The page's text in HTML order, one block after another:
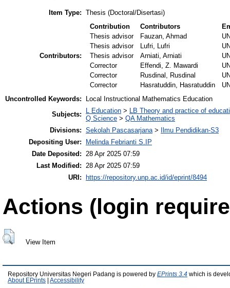
Item Type: Thesis (Doctoral/Disertasi)
Contributors:
Contribution Contributors
Thesis advisor
Fauzan, Ahmad
Thesis advisor
Lufri, Lufri
Thesis advisor
Arniati, Arniati
Corrector
Effendi, Z. Mawardi
Corrector
Rusdinal, Rusdinal
Corrector
Hasratuddin, Hasratuddin
Uncontrolled Keywords:
Local Instructional Mathematics Education
Subjects:
L Education > LB Theory and practice of
Q Science > QA Mathematics
Divisions: Sekolah Pascasarjana>
Ilmu Pendidikan-S3
Depositing User:
Melinda Febrianti S.IP
Date Deposited: 28 Apr 2025 07:59
Last Modified: 28 Apr 2025 07:59
URI:
https://repository.unp.ac.id/id/eprint/8494
Actions (login
View Item
Repository Universitas Negeri Padang is powered by EPrints 3.4 which is
About EPrints
Accessibility